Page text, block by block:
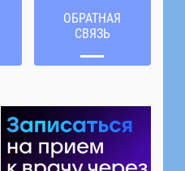
ОБРАТНАЯ
СВЯЗЬ